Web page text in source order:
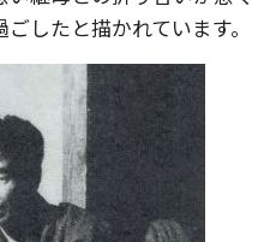
したと描かれています。